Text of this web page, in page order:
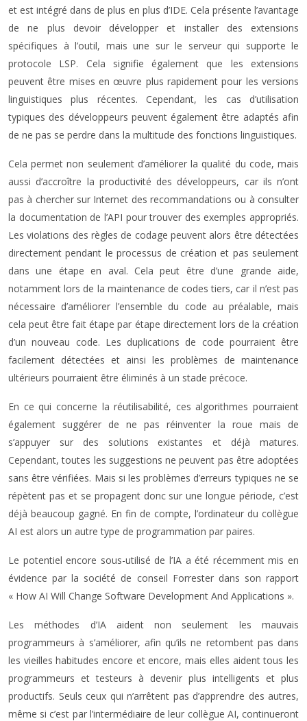
et est intégré dans de plus en plus d’IDE. Cela présente l’avantage
de ne plus devoir développer et installer des extensions
spécifiques à l’outil, mais une sur le serveur qui supporte le
protocole LSP. Cela signifie également que les extensions
peuvent être mises en œuvre plus rapidement pour les versions
linguistiques plus récentes. Cependant, les cas d’utilisation
typiques des développeurs peuvent également être adaptés afin
de ne pas se perdre dans la multitude des fonctions linguistiques.
Cela permet non seulement d’améliorer la qualité du code, mais
aussi d’accroître la productivité des développeurs, car ils n’ont
pas à chercher sur Internet des recommandations ou à consulter
la documentation de l’API pour trouver des exemples appropriés.
Les violations des règles de codage peuvent alors être détectées
directement pendant le processus de création et pas seulement
dans une étape en aval. Cela peut être d’une grande aide,
notamment lors de la maintenance de codes tiers, car il n’est pas
nécessaire d’améliorer l’ensemble du code au préalable, mais
cela peut être fait étape par étape directement lors de la création
d’un nouveau code. Les duplications de code pourraient être
facilement détectées et ainsi les problèmes de maintenance
ultérieurs pourraient être éliminés à un stade précoce.
En ce qui concerne la réutilisabilité, ces algorithmes pourraient
également suggérer de ne pas réinventer la roue mais de
s’appuyer sur des solutions existantes et déjà matures.
Cependant, toutes les suggestions ne peuvent pas être adoptées
sans être vérifiées. Mais si les problèmes d’erreurs typiques ne se
répètent pas et se propagent donc sur une longue période, c’est
déjà beaucoup gagné. En fin de compte, l’ordinateur du collègue
AI est alors un autre type de programmation par paires.
Le potentiel encore sous-utilisé de l’IA a été récemment mis en
évidence par la société de conseil Forrester dans son rapport
« How AI Will Change Software Development And Applications ».
Les méthodes d’IA aident non seulement les mauvais
programmeurs à s’améliorer, afin qu’ils ne retombent pas dans
les vieilles habitudes encore et encore, mais elles aident tous les
programmeurs et testeurs à devenir plus intelligents et plus
productifs. Seuls ceux qui n’arrêtent pas d’apprendre des autres,
même si c’est par l’intermédiaire de leur collègue AI, continueront